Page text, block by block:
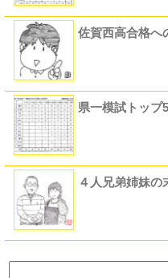
佐賀西高合格へ
県一模試トップ
４人兄弟姉妹の